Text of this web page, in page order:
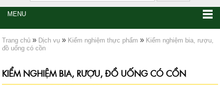
MENU
Trang chủ » Dịch vụ » Kiểm nghiệm thực phẩm » Kiểm nghiệm bia, rượu,
đồ uống có cồn
KIỂM NGHIỆM BIA, RƯỢU, ĐỒ UỐNG CÓ CỒN